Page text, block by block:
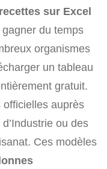
sur Excel
du temps
organismes
un tableau
gratuit.
auprès
ou des
Ces modèles